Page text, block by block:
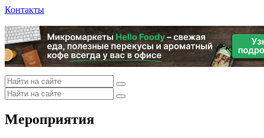
Контакты
Мероприятия